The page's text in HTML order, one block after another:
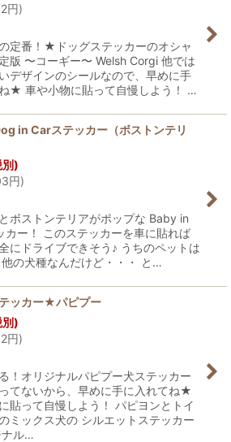
円)
定番！★ドッグステッカーのオシャ
版 〜コーギー〜 Welsh Corgi 他では
デザインのシールなので、早めに手
★ 車や小物に貼って自慢しよう！ …
in Carステッカー（ボストンテリ
別)
円)
ボストンテリアがポップな Baby in
カー！ このステッカーを車に貼れば
にドライブできそう♪ うちのペットは
の犬種なんだけど・・・ と…
ッカー★パピプー
別)
円)
！オリジナルパピプー犬ステッカー
てないから、早めに手に入れてね★
貼って自慢しよう！ パピヨンとトイ
ミックス犬の シルエットステッカー
ナル…